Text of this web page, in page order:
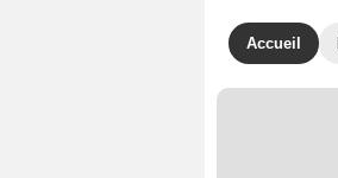
Accueil